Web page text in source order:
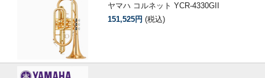
ヤマハ コルネット YCR-4330GII
151,525円 (税込)